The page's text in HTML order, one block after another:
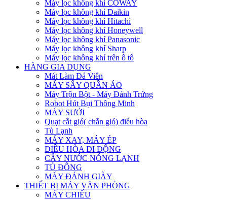
Máy lọc không khí COWAY
Máy lọc không khí Daikin
Máy lọc không khí Hitachi
Máy lọc không khí Honeywell
Máy lọc không khí Panasonic
Máy lọc không khí Sharp
Máy lọc không khí trên ô tô
HÀNG GIA DỤNG
Mát Làm Đá Viên
MÁY SẤY QUẦN ÁO
Máy Trộn Bột - Máy Đánh Trứng
Robot Hút Bụi Thông Minh
MÁY SƯỞI
Quạt cắt gió( chắn gió) điều hòa
Tủ Lạnh
MÁY XAY, MÁY ÉP
ĐIỀU HÒA DI ĐỘNG
CÂY NƯỚC NÓNG LẠNH
TỦ ĐÔNG
MÁY ĐÁNH GIÀY
THIẾT BỊ MÁY VĂN PHÒNG
MÁY CHIẾU